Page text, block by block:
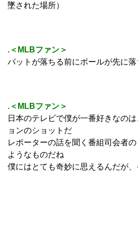
墜された場所）
. ＜MLBファン＞
バットが落ちる前にボールが先に
. ＜MLBファン＞
日本のテレビで僕が一番好きなの
ョンのショットだ
レポーターの話を聞く番組司会者
ようなものだね
僕にはとても奇妙に思えるんだが